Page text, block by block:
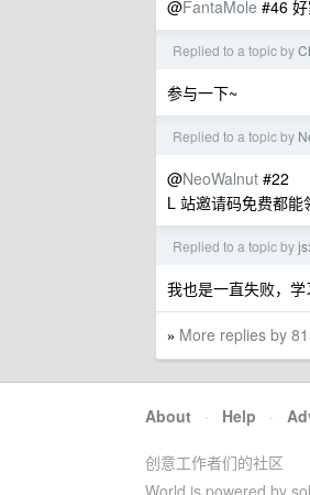
@FantaMole #46
Replied to a topic by
参与一下~
Replied to a topic by
@NeoWalnut #22
L 站邀请码免费都能
Replied to a topic by
我也是一直失败，学
» More replies by
About · Help ·
创意工作者们的社区
World is powered by